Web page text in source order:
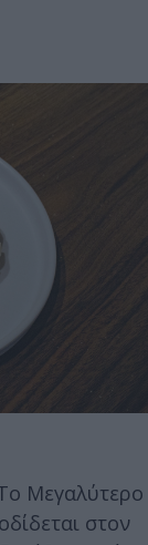
Μεγαλύτερο
στον